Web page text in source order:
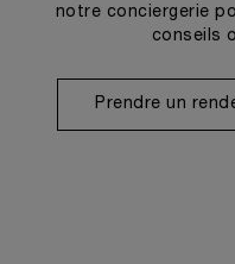
notre conciergerie
conseils
Prendre un